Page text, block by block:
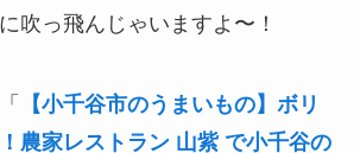
吹っ飛んじゃいますよ〜！
【小千谷市のうまいもの】ボリ
農家レストラン 山紫 で小千谷の